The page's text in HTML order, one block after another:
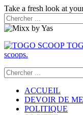
Take a fresh look at
scoops.
ACCUEIL
DEVOIR DE
POLITIQUE